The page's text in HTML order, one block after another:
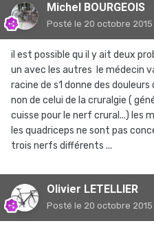
Michel BOURGEOIS
Posté le 20 octobre 2015
il est possible qu il y ait deux
un avec les autres le médecin
racine de s1 donne des
non de celui de la cruralgie (
cuisse pour le nerf crural...) les
les quadriceps ne sont pas
trois nerfs différents ...
Olivier LETELLIER
Posté le 20 octobre 2015